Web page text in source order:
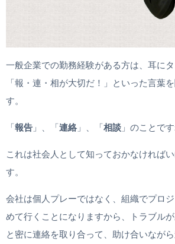
一般企業での勤務経験がある方は、耳に
「報・連・相が大切だ！」といった言葉
す。
「報告 」、「連絡」、「相談 」のことです
これは社会人として知っておかなければ
す。
会社は個人プレーではなく、組織でプロ
めて行くことになりますから、トラブル
と密に連絡を取り合って、助け合いなが